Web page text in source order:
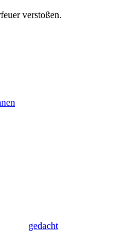
verstoßen.
gedacht